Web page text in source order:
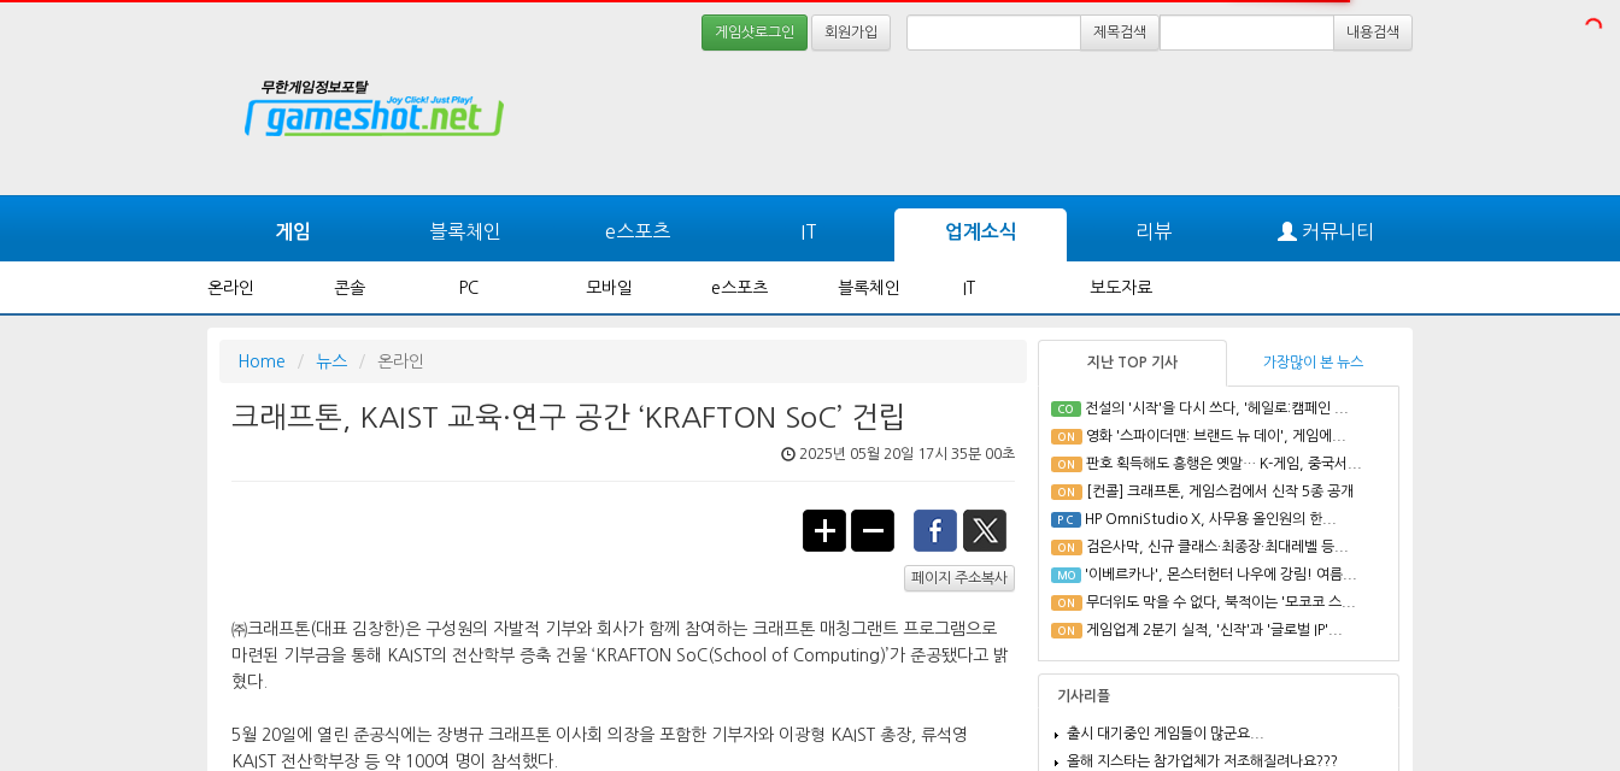
게임샷로그인 회원가입 제목검색 내용검색
게임 블록체인 e스포츠 IT 업계소식 리뷰 커뮤니티
온라인 콘솔 PC 모바일 e스포츠 블록체인 IT 보도자료
Home 뉴스 온라인
크래프톤, KAIST 교육·연구 공간 ‘KRAFTON SoC’ 건립
2025년 05월 20일 17시 35분 00초
페이지 주소복사
㈜크래프톤(대표 김창한)은 구성원의 자발적 기부와 회사가 함께 참여하는 크래프톤 매칭그랜트 프로그램으로
마련된 기부금을 통해 KAIST의 전산학부 증축 건물 ‘KRAFTON SoC(School of Computing)’가 준공됐다고 밝
혔다.
5월 20일에 열린 준공식에는 장병규 크래프톤 이사회 의장을 포함한 기부자와 이광형 KAIST 총장, 류석영
KAIST 전산학부장 등 약 100여 명이 참석했다.
지난 TOP 기사 가장많이 본 뉴스
CO 전설의 '시작'을 다시 쓰다, '헤일로:캠페인 ...
ON 영화 '스파이더맨: 브랜드 뉴 데이', 게임에...
ON 판호 획득해도 흥행은 옛말… K-게임, 중국서...
ON [컨콜] 크래프톤, 게임스컴에서 신작 5종 공개
PC HP OmniStudio X, 사무용 올인원의 한...
ON 검은사막, 신규 클래스·최종장·최대레벨 등...
MO '이베르카나', 몬스터헌터 나우에 강림! 여름...
ON 무더위도 막을 수 없다, 북적이는 '모코코 스...
ON 게임업계 2분기 실적, '신작'과 '글로벌 IP'...
기사리플
출시 대기중인 게임들이 많군요...
올해 지스타는 참가업체가 저조해질려나요???